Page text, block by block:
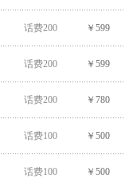
话费200 ￥599
话费200 ￥599
话费200 ￥780
话费100 ￥500
话费100 ￥500